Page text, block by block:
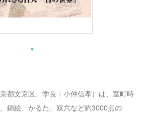
都文京区、学長：小仲信孝）は、室町時
錦絵、かるた、双六など約3000点の